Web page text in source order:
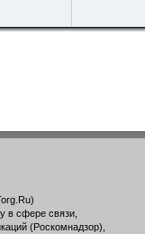
в сфере связи,
(Роскомнадзор),